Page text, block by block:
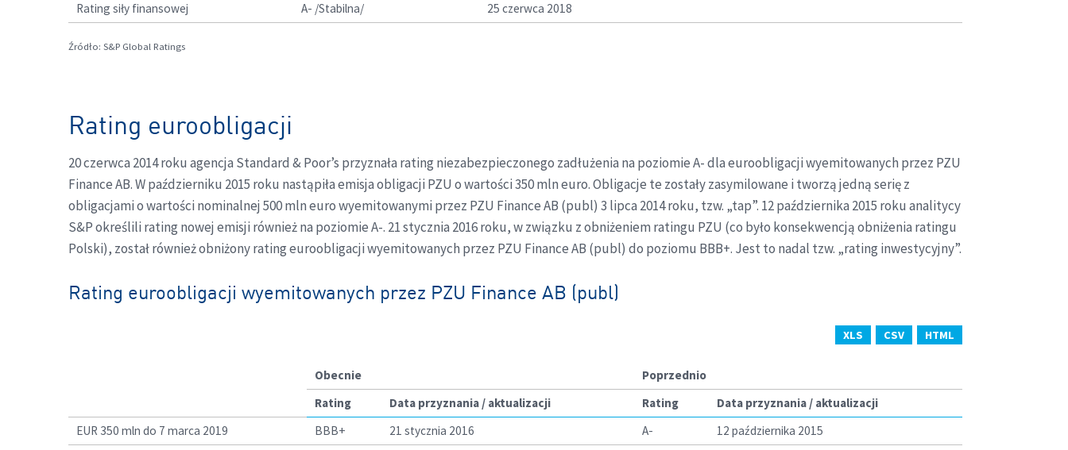
Rating siły finansowej
A- /Stabilna/ 25 czerwca 2018
Źródło: S&P Global Ratings
Rating euroobligacji
20 czerwca 2014 roku agencja Standard & Poor’s przyznała rating niezabezpieczonego zadłużenia na poziomie A- dla euroobligacji wyemitowanych przez PZU
Finance AB. W październiku 2015 roku nastąpiła emisja obligacji PZU o wartości 350 mln euro. Obligacje te zostały zasymilowane i tworzą jedną serię z
obligacjami o wartości nominalnej 500 mln euro wyemitowanymi przez PZU Finance AB (publ) 3 lipca 2014 roku, tzw. „tap”. 12 października 2015 roku analitycy
S&P określili rating nowej emisji również na poziomie A-. 21 stycznia 2016 roku, w związku z obniżeniem ratingu PZU (co było konsekwencją obniżenia ratingu
Polski), został również obniżony rating euroobligacji wyemitowanych przez PZU Finance AB (publ) do poziomu BBB+. Jest to nadal tzw. „rating inwestycyjny”.
Rating euroobligacji wyemitowanych przez PZU Finance AB (publ)
XLS CSV HTML
Obecnie
Poprzednio
Rating
Data przyznania / aktualizacji Rating
Data przyznania / aktualizacji
EUR 350 mln do 7 marca 2019
BBB+ 21 stycznia 2016 A-
12 października 2015